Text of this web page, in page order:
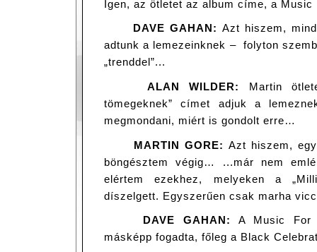
Igen, az ötletet az album címe, a
DAVE GAHAN: Azt hiszem,
adtunk a lemezeinknek – folyton
„trenddel”...
ALAN WILDER:
Martin
tömegeknek” címet adjuk a
megmondani, miért is gondolt erre…
MARTIN GORE: Azt hiszem,
böngésztem végig… ...már nem
elértem ezekhez, melyeken a
díszelgett. Egyszerűen csak marha
DAVE GAHAN:
A Music For
másképp fogadta, főleg a Black